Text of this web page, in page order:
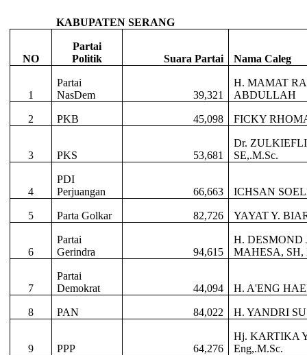
KABUPATEN SERANG
NO
Partai
Politik
Suara Partai Nama Caleg
1
Partai
NasDem
39,321
H. MAMAT
ABDULLAH
2 PKB 45,098 FICKY
3 PKS 53,681
Dr.
SE,.M.Sc.
4
PDI
Perjuangan
66,663 ICHSAN
5 Parta Golkar 82,726 YAYAT Y.
6
Partai
Gerindra
94,615
H. DESMOND
MAHESA, SH,
7
Partai
Demokrat
44,094 H. A'ENG
8 PAN 84,022 H. YANDRI
9 PPP 64,276
Hj. KARTIKA
Eng,.M.Sc.